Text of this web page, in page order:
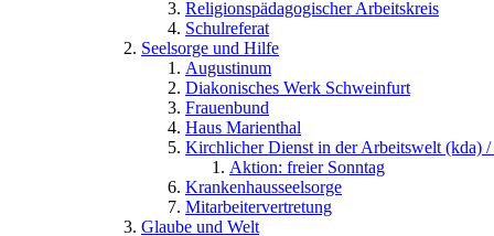
Religionspädagogischer Arbeitskreis
Schulreferat
Seelsorge und Hilfe
Augustinum
Diakonisches Werk Schweinfurt
Frauenbund
Haus Marienthal
Kirchlicher Dienst in der Arbeitswelt (kda) /
Aktion: freier Sonntag
Krankenhausseelsorge
Mitarbeitervertretung
Glaube und Welt